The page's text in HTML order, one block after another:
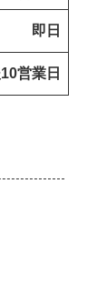
即日
10営業日